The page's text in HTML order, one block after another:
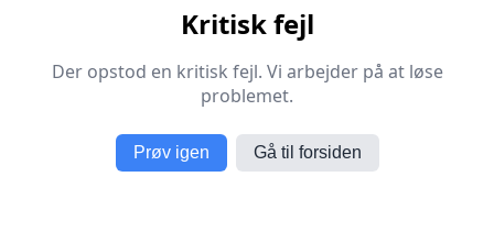
Kritisk fejl
Der opstod en kritisk fejl. Vi arbejder på at løse
problemet.
Prøv igen Gå til forsiden